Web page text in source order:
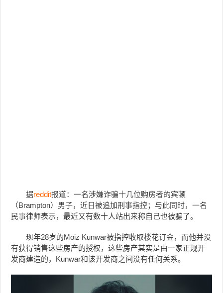
据reddit报道：一名涉嫌诈骗十几位购房者的宾顿
（Brampton）男子，近日被追加刑事指控；与此同时，一名
民事律师表示，最近又有数十人站出来称自己也被骗了。
现年28岁的Moiz Kunwar被指控收取楼花订金，而他并没
有获得销售这些房产的授权，这些房产其实是由一家正规开
发商建造的，Kunwar和该开发商之间没有任何关系。